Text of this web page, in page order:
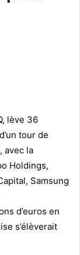
lève 36
tour de
avec la
Holdings,
Samsung
d’euros en
s’élèverait